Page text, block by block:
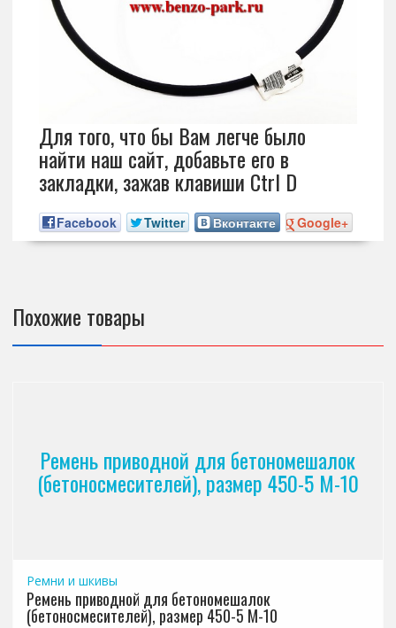
Для того, что бы Вам легче было
найти наш сайт, добавьте его в
закладки, зажав клавиши Ctrl D
Facebook Twitter Вконтакте Google+
Похожие товары
Ремень приводной для бетономешалок
(бетоносмесителей), размер 450-5 М-10
Ремни и шкивы
Ремень приводной для бетономешалок
(бетоносмесителей), размер 450-5 М-10